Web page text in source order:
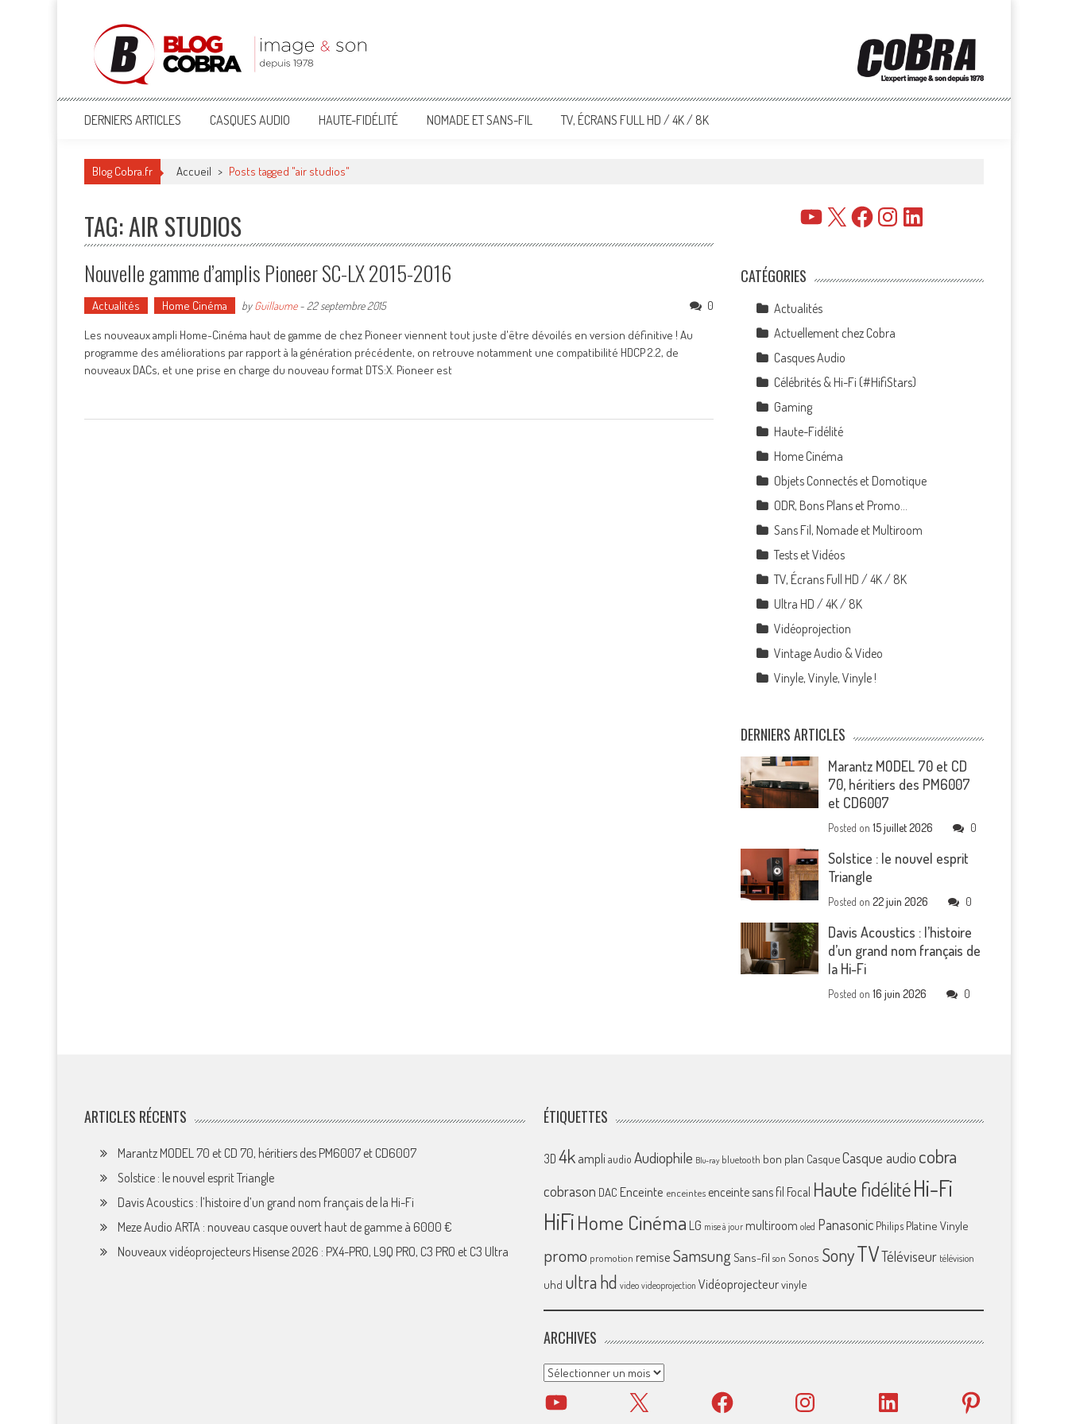
Blog Cobra
Toute l'actu Image & Son !
DERNIERS ARTICLES CASQUES AUDIO HAUTE-FIDÉLITÉ NOMADE ET SANS-FIL TV, ÉCRANS FULL HD / 4K / 8K
Blog Cobra.fr Accueil > Posts tagged "air studios"
TAG: AIR STUDIOS
Nouvelle gamme d’amplis Pioneer SC-LX 2015-2016
Actualités Home Cinéma byGuillaume- 22 septembre 2015
0
Les nouveaux ampli Home-Cinéma haut de gamme de chez Pioneer viennent tout juste d'être dévoilés en version définitive ! Au
programme des améliorations par rapport à la génération précédente, on retrouve notamment une compatibilité HDCP 2.2, de
nouveaux DACs, et une prise en charge du nouveau format DTS:X. Pioneer est
YouTube
X FacebookInstagramLinkedIn
CATÉGORIES
Actualités
Actuellement chez Cobra
Casques Audio
Célébrités & Hi-Fi (#HifiStars)
Gaming
Haute-Fidélité
Home Cinéma
Objets Connectés et Domotique
ODR, Bons Plans et Promo…
Sans Fil, Nomade et Multiroom
Tests et Vidéos
TV, Écrans Full HD / 4K / 8K
Ultra HD / 4K / 8K
Vidéoprojection
Vintage Audio & Video
Vinyle, Vinyle, Vinyle !
DERNIERS ARTICLES
Marantz MODEL 70 et CD
70, héritiers des PM6007
et CD6007
Posted on15 juillet 2026 0
Solstice : le nouvel esprit
Triangle
Posted on22 juin 2026 0
Davis Acoustics : l’histoire
d’un grand nom français de
la Hi-Fi
Posted on16 juin 2026 0
ARTICLES RÉCENTS
Marantz MODEL 70 et CD 70, héritiers des PM6007 et CD6007
Solstice : le nouvel esprit Triangle
Davis Acoustics : l’histoire d’un grand nom français de la Hi-Fi
Meze Audio ARTA : nouveau casque ouvert haut de gamme à 6000 €
Nouveaux vidéoprojecteurs Hisense 2026 : PX4-PRO, L9Q PRO, C3 PRO et C3 Ultra
ÉTIQUETTES
3D 4k ampliaudio Audiophile Blu-ray bluetooth bon plan CasqueCasque audio cobra
cobrason DAC Enceinte enceintes enceinte sans fil Focal Haute fidélitéHi-Fi
HiFiHome Cinéma LG mise à jour multiroom oled Panasonic Philips Platine Vinyle
promo promotion remiseSamsungSans-fil son Sonos SonyTVTéléviseur télévision
uhd ultra hd video videoprojection Vidéoprojecteurvinyle
ARCHIVES
Archives
YouTube X Facebook Instagram LinkedIn Pinterest